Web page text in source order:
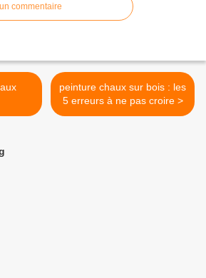
commentaire
peinture chaux sur bois : les
5 erreurs à ne pas croire >